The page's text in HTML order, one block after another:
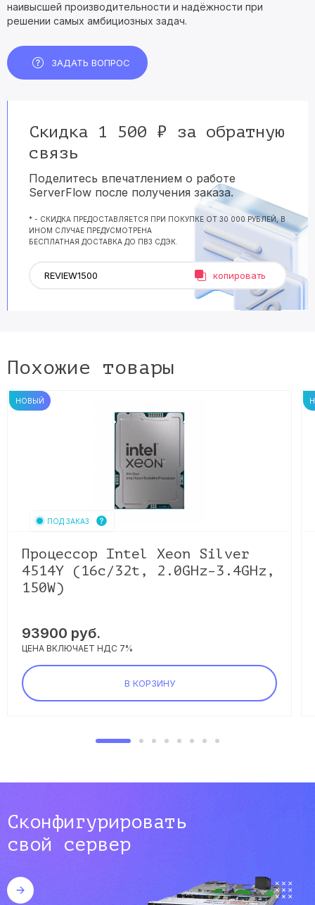
наивысшей производительности и надёжности при
решении самых амбициозных задач.
ЗАДАТЬ ВОПРОС
Скидка 1 500 ₽ за обратную
связь
Поделитесь впечатлением о работе
ServerFlow после получения заказа.
* - СКИДКА ПРЕДОСТАВЛЯЕТСЯ ПРИ ПОКУПКЕ ОТ 30 000 РУБЛЕЙ, В
ИНОМ СЛУЧАЕ ПРЕДУСМОТРЕНА
БЕСПЛАТНАЯ ДОСТАВКА ДО ПВЗ СДЭК.
копировать
Похожие товары
НОВЫЙ
ПОД ЗАКАЗ
Процессор Intel Xeon Silver
4514Y (16c/32t, 2.0GHz–3.4GHz,
150W)
93900 руб.
ЦЕНА ВКЛЮЧАЕТ НДС 7%
В КОРЗИНУ
Сконфигурировать
свой сервер